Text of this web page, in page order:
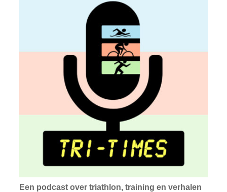
Een podcast over triathlon, training en verhalen